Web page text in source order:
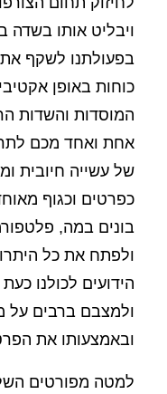
ויבליט אותו בשדה
בפעולתנו לשקף
כוחות באופן
המוסדות והשדות
אחת ואחד מכם
של עשייה חיובית
כפרטים וכגוף
בונים במה,
ולפתח את כל
הידועים לכולנו
ולמצבם ברבים
ובאמצעותו את
למטה מפורטים